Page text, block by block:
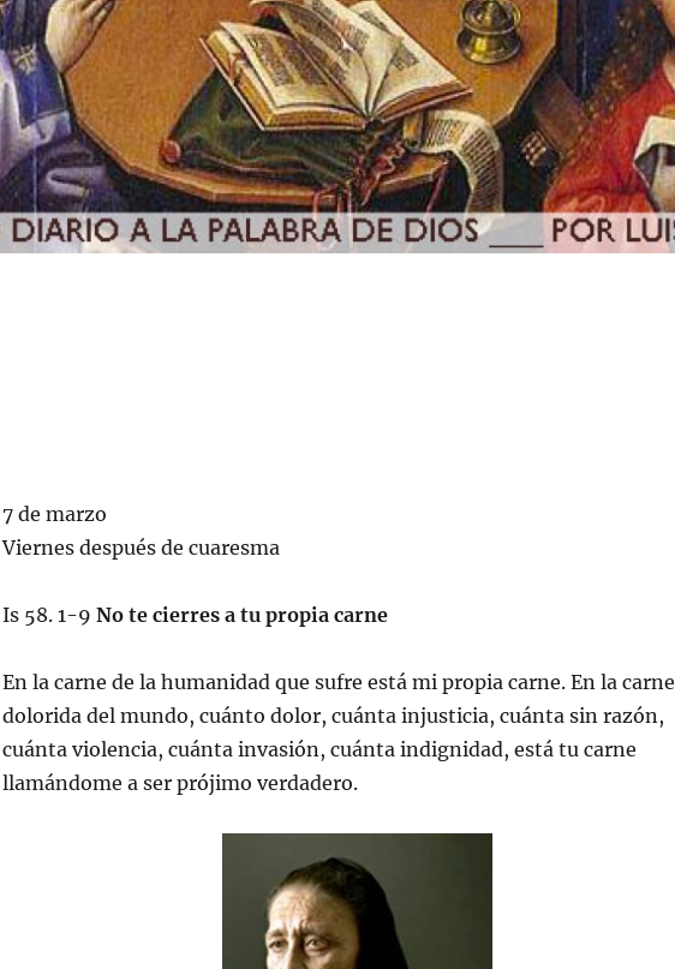
7 de marzo
Viernes después de cuaresma
Is 58. 1-9 No te cierres a tu propia carne
En la carne de la humanidad que sufre está mi propia carne. En la carne
dolorida del mundo, cuánto dolor, cuánta injusticia, cuánta sin razón,
cuánta violencia, cuánta invasión, cuánta indignidad, está tu carne
llamándome a ser prójimo verdadero.